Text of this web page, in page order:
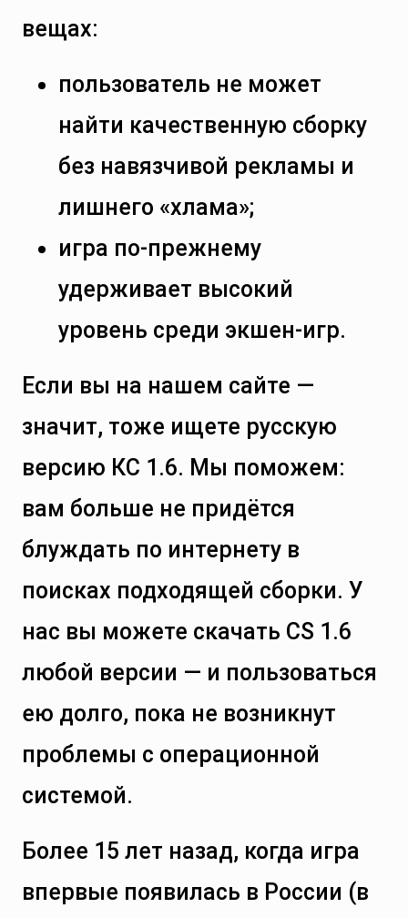
вещах:
пользователь не может
найти качественную сборку
без навязчивой рекламы и
лишнего «хлама»;
игра по-прежнему
удерживает высокий
уровень среди экшен-игр.
Если вы на нашем сайте —
значит, тоже ищете русскую
версию КС 1.6. Мы поможем:
вам больше не придётся
блуждать по интернету в
поисках подходящей сборки. У
нас вы можете скачать CS 1.6
любой версии — и пользоваться
ею долго, пока не возникнут
проблемы с операционной
системой.
Более 15 лет назад, когда игра
впервые появилась в России (в